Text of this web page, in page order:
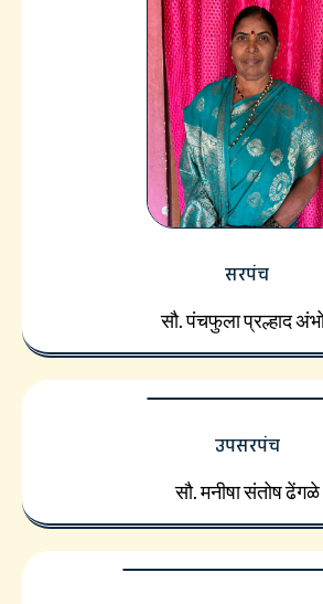
सरपंच
सौ. पंचफुला प्रल्हाद
उपसरपंच
सौ. मनीषा संतोष ढेंगळे